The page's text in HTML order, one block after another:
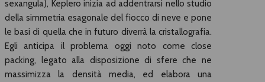
sexangula), Keplero inizia ad addentrarsi nello studio
della simmetria esagonale del fiocco di neve e pone
le basi di quella che in futuro diverrà la cristallografia.
Egli anticipa il problema oggi noto come close
packing, legato alla disposizione di sfere che ne
massimizza la densità media, ed elabora una